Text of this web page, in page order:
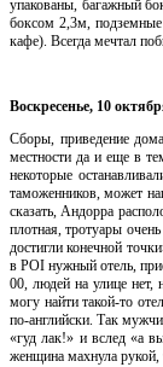
упакованы, багажный
боксом 2,3м, подземные
кафе). Всегда мечтал
Воскресенье, 10
Сборы, приведение
местности да и еще в
некоторые
таможенников, может
сказать, Андорра
плотная, тротуары
достигли конечной
в POI нужный отель,
00, людей на улице
могу найти такой-то
по-английски. Так
«гуд лак!» и вслед «а
женщина махнула